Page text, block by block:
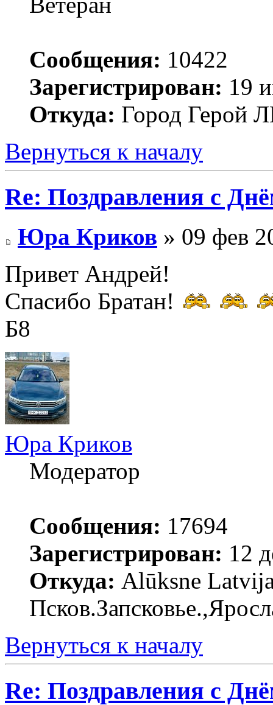
Сообщения: 10422
Зарегистрирован: 19
Откуда: Город Герой
Вернуться к началу
Re: Поздравления с
Юра Криков » 09 фев
Привет Андрей!
Спасибо Братан!
Б8
Юра Криков
Модератор
Сообщения: 17694
Зарегистрирован: 12
Откуда: Alūksne
Вернуться к началу
Re: Поздравления с